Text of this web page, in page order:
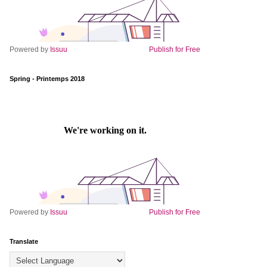
Powered by Issuu Publish for Free
Spring - Printemps 2018
Powered by Issuu Publish for Free
Translate